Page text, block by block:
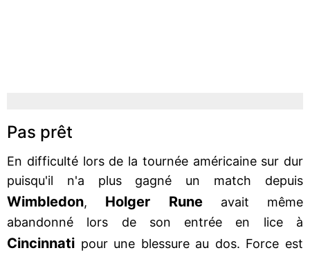
Pas prêt
En difficulté lors de la tournée américaine sur dur
puisqu'il n'a plus gagné un match depuis
Wimbledon, Holger Runeavait même
abandonné lors de son entrée en lice à
Cincinnati pour une blessure au dos. Force est